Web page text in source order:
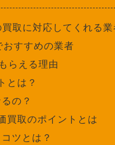
買取に対応してくれる業
おすすめの業者
らえる理由
とは？
の？
買取のポイントとは
ツとは？